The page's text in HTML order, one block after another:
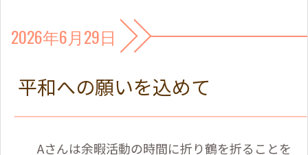
2026年6月29日
平和への願いを込めて
Aさんは余暇活動の時間に折り鶴を折ることを